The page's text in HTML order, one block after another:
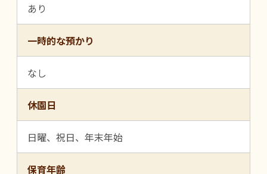
あり
一時的な預かり
なし
休園日
日曜、祝日、年末年始
保育年齢